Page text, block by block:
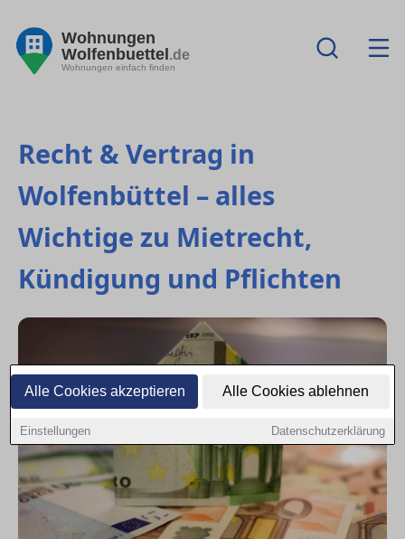
Alle Cookies akzeptieren Alle Cookies ablehnen
Einstellungen Datenschutzerklärung
Wohnungen
Wolfenbuettel.de
Wohnungen einfach finden
Recht & Vertrag in
Wolfenbüttel – alles
Wichtige zu Mietrecht,
Kündigung und Pflichten